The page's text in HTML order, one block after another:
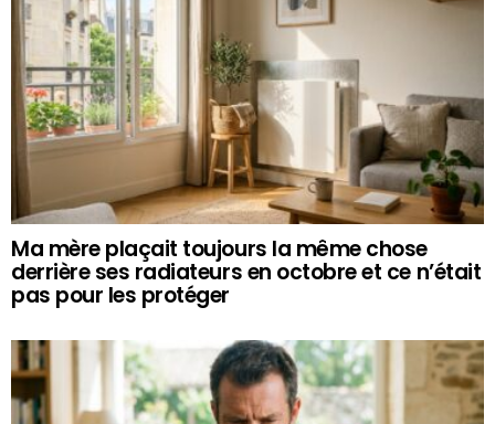
Ma mère plaçait toujours la même chose
derrière ses radiateurs en octobre et ce n’était
pas pour les protéger